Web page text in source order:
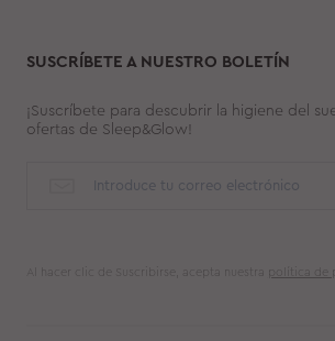
SUSCRÍBETE A NUESTRO BOLETÍN
¡Suscríbete para descubrir la higiene del
ofertas de Sleep&Glow!
Al hacer clic de Suscribirse, acepta nuestra política de